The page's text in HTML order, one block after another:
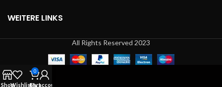
WEITERE LINKS
All Rights Reserved 2023
ShopWishlist
0
Cart
My account